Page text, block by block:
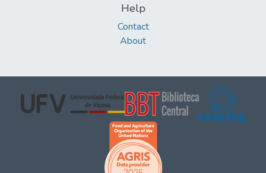
Help
Contact
About